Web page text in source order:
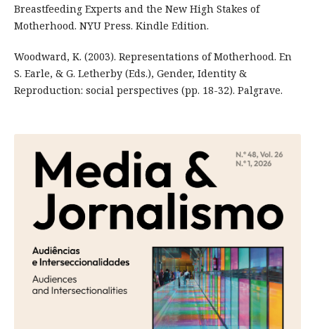
Breastfeeding Experts and the New High Stakes of
Motherhood. NYU Press. Kindle Edition.
Woodward, K. (2003). Representations of Motherhood. En
S. Earle, & G. Letherby (Eds.), Gender, Identity &
Reproduction: social perspectives (pp. 18-32). Palgrave.